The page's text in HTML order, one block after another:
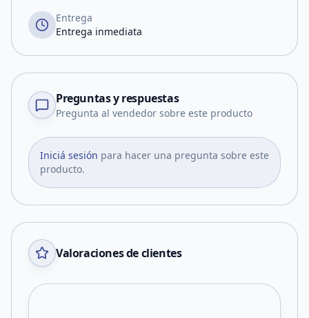
Entrega
Entrega inmediata
Preguntas y respuestas
Pregunta al vendedor sobre este producto
Iniciá sesión para hacer una pregunta sobre este
producto.
Valoraciones de clientes